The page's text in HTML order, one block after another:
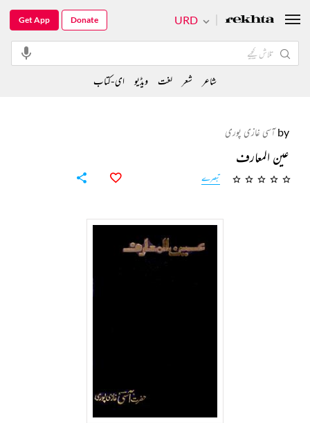
byآسی غازی پوری
عین المعارف
تبصرے
URD
Get App Donate
شاعر شعر لغت ویڈیو ای-کتاب